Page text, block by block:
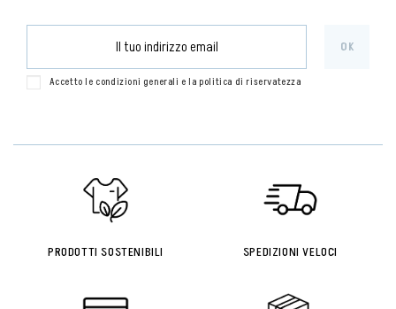
Accetto le condizioni generali e la politica di riservatezza
PRODOTTI SOSTENIBILI SPEDIZIONI VELOCI